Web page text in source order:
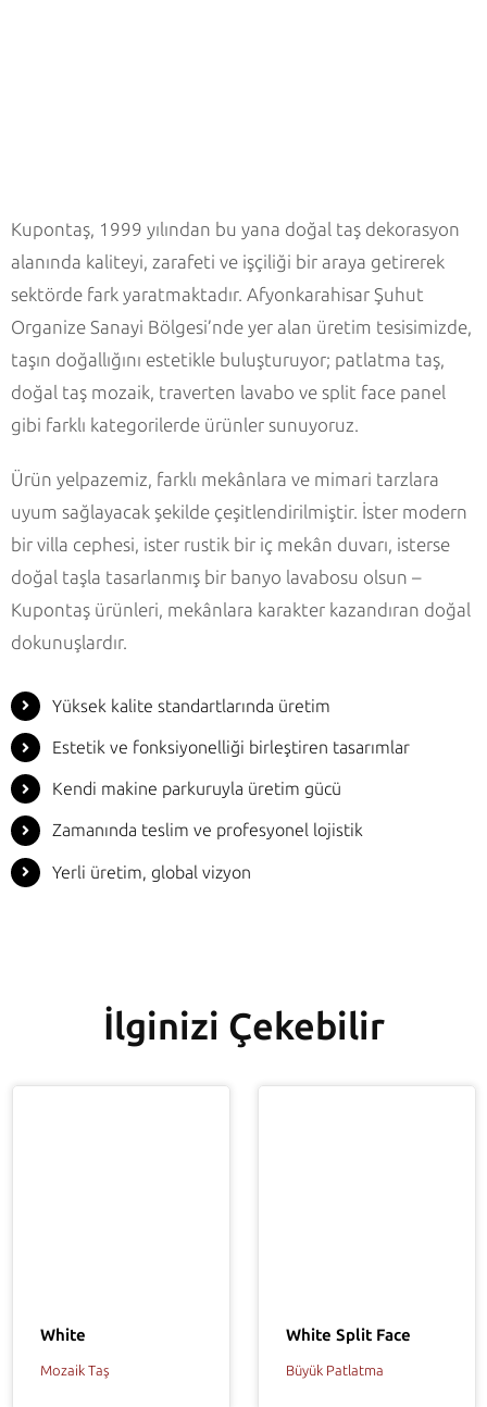
Kupontaş, 1999 yılından bu yana doğal taş dekorasyon
alanında kaliteyi, zarafeti ve işçiliği bir araya getirerek
sektörde fark yaratmaktadır. Afyonkarahisar Şuhut
Organize Sanayi Bölgesi’nde yer alan üretim tesisimizde,
taşın doğallığını estetikle buluşturuyor; patlatma taş,
doğal taş mozaik, traverten lavabo ve split face panel
gibi farklı kategorilerde ürünler sunuyoruz.
Ürün yelpazemiz, farklı mekânlara ve mimari tarzlara
uyum sağlayacak şekilde çeşitlendirilmiştir. İster modern
bir villa cephesi, ister rustik bir iç mekân duvarı, isterse
doğal taşla tasarlanmış bir banyo lavabosu olsun –
Kupontaş ürünleri, mekânlara karakter kazandıran doğal
dokunuşlardır.
Yüksek kalite standartlarında üretim
Estetik ve fonksiyonelliği birleştiren tasarımlar
Kendi makine parkuruyla üretim gücü
Zamanında teslim ve profesyonel lojistik
Yerli üretim, global vizyon
İlginizi Çekebilir
White
Mozaik Taş
White Split Face
Büyük Patlatma